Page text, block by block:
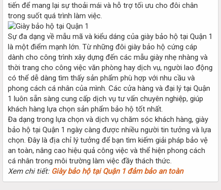
tiến để mang lại sự thoải mái và hỗ trợ tối ưu cho đôi chân
trong suốt quá trình làm việc.
Sự đa dạng về mẫu mã và kiểu dáng của giày bảo hộ tại Quận 1
là một điểm mạnh lớn. Từ những đôi giày bảo hộ cứng cáp
dành cho công trình xây dựng đến các mẫu giày nhẹ nhàng và
thời trang cho công việc văn phòng hay dịch vụ, người lao động
có thể dễ dàng tìm thấy sản phẩm phù hợp với nhu cầu và
phong cách cá nhân của mình. Các cửa hàng và đại lý tại Quận
1 luôn sẵn sàng cung cấp dịch vụ tư vấn chuyên nghiệp, giúp
khách hàng lựa chọn sản phẩm bảo hộ tốt nhất.
Đa dạng trong lựa chọn và dịch vụ chăm sóc khách hàng, giày
bảo hộ tại Quận 1 ngày càng được nhiều người tin tưởng và lựa
chọn. Đây là địa chỉ lý tưởng để bạn tìm kiếm giải pháp bảo vệ
an toàn, nâng cao hiệu quả công việc và thể hiện phong cách
cá nhân trong môi trường làm việc đầy thách thức.
Xem chi tiết: Giày bảo hộ tại Quận 1 đảm bảo an toàn